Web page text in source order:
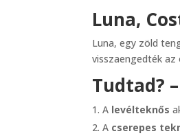
Luna,
Luna, egy zöld
visszaengedték az
Tudtad?
A levélteknős
A cserepes